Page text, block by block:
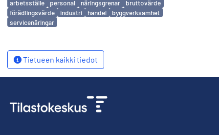
arbetsställe personal näringsgrenar
bruttovärde
förädlingsvärde
industri handel
byggverksamhet
servicenäringar
Tietueen kaikki tiedot